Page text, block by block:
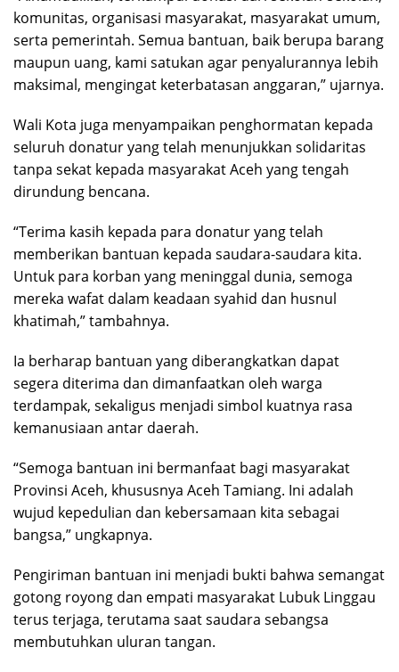
komunitas, organisasi masyarakat, masyarakat umum,
serta pemerintah. Semua bantuan, baik berupa barang
maupun uang, kami satukan agar penyalurannya lebih
maksimal, mengingat keterbatasan anggaran,” ujarnya.
Wali Kota juga menyampaikan penghormatan kepada
seluruh donatur yang telah menunjukkan solidaritas
tanpa sekat kepada masyarakat Aceh yang tengah
dirundung bencana.
“Terima kasih kepada para donatur yang telah
memberikan bantuan kepada saudara-saudara kita.
Untuk para korban yang meninggal dunia, semoga
mereka wafat dalam keadaan syahid dan husnul
khatimah,” tambahnya.
Ia berharap bantuan yang diberangkatkan dapat
segera diterima dan dimanfaatkan oleh warga
terdampak, sekaligus menjadi simbol kuatnya rasa
kemanusiaan antar daerah.
“Semoga bantuan ini bermanfaat bagi masyarakat
Provinsi Aceh, khususnya Aceh Tamiang. Ini adalah
wujud kepedulian dan kebersamaan kita sebagai
bangsa,” ungkapnya.
Pengiriman bantuan ini menjadi bukti bahwa semangat
gotong royong dan empati masyarakat Lubuk Linggau
terus terjaga, terutama saat saudara sebangsa
membutuhkan uluran tangan.